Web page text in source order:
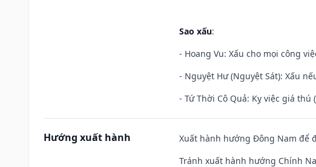
Sao xấu:
- Hoang Vu: Xấu cho mọi công
- Nguyệt Hư (Nguyệt Sát): Xấu
- Tứ Thời Cô Quả: Kỵ việc giá thú
Hướng xuất hành
Xuất hành hướng Đông Nam để
Tránh xuất hành hướng Chính